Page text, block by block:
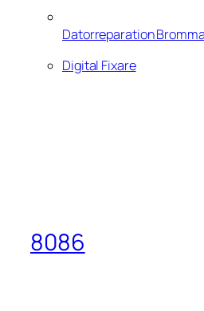
Datorreparation
Digital Fixare
8086